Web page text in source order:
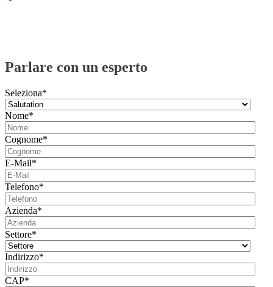
Parlare con un esperto
Seleziona*
Nome*
Cognome*
E-Mail*
Telefono*
Azienda*
Settore*
Indirizzo*
CAP*